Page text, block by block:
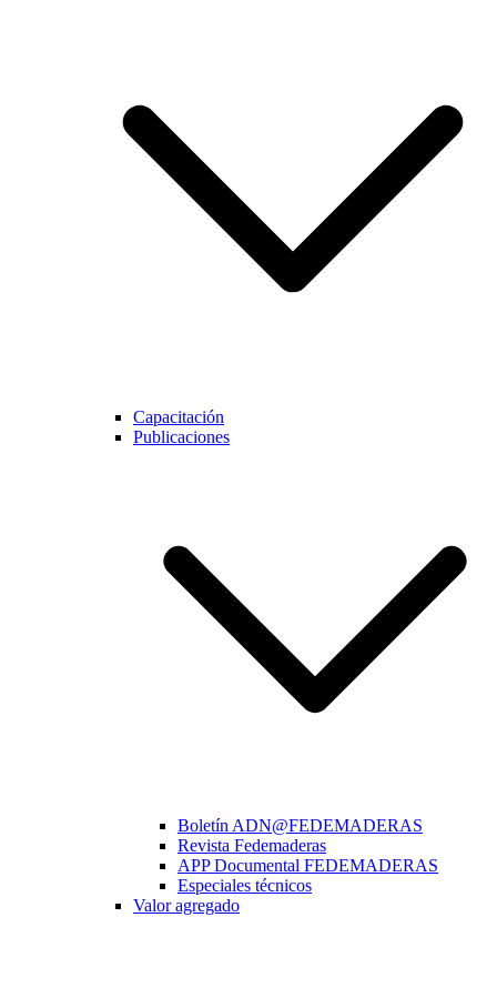
Capacitación
Publicaciones
Boletín ADN@FEDEMADERAS
Revista Fedemaderas
APP Documental FEDEMADERAS
Especiales técnicos
Valor agregado